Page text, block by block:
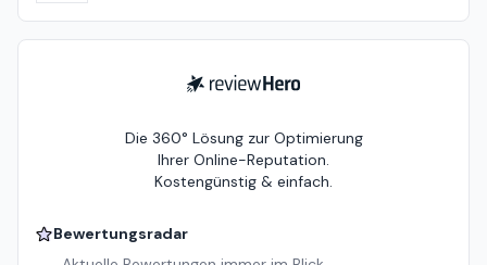
ReviewHero
Die 360° Lösung zur Optimierung
Ihrer Online-Reputation.
Kostengünstig & einfach.
Bewertungsradar